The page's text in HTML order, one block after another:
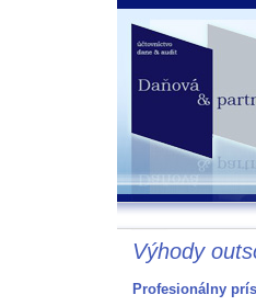
Výhody
Profesionálny